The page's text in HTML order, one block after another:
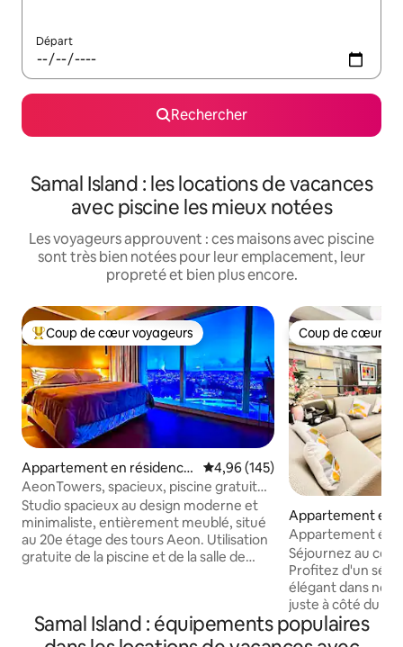
Départ
Rechercher
Samal Island : les locations de vacances
avec piscine les mieux notées
Les voyageurs approuvent : ces maisons avec piscine
sont très bien notées pour leur emplacement, leur
propreté et bien plus encore.
Coups de cœur voyageurs les plus appréciés
Coup de cœur voyageurs
Appartement en résidence
⋅ Davao City
Évaluation moyenne sur la
4,96 (145)
AeonTowers, spacieux, piscine gratuite,
salle de sport, WiFi@DavaoCity
Studio spacieux au design moderne et
minimaliste, entièrement meublé, situé
au 20e étage des tours Aeon. Utilisation
gratuite de la piscine et de la salle de
du centre commercial Abreeza (avec
plus de 300 magasins et offrant des
Coup de cœur
Coup de cœur
Appartement en
⋅ Davao City
Appartement
commercial
autonome
Séjournez au
Profitez d'un
élégant dans
juste à côté du
Abreeza. Que
affaires, pour des
Samal Island : équipements populaires